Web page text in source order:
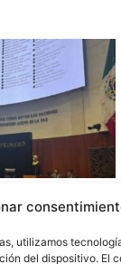
utilizamos
del dispositivo. El
a la